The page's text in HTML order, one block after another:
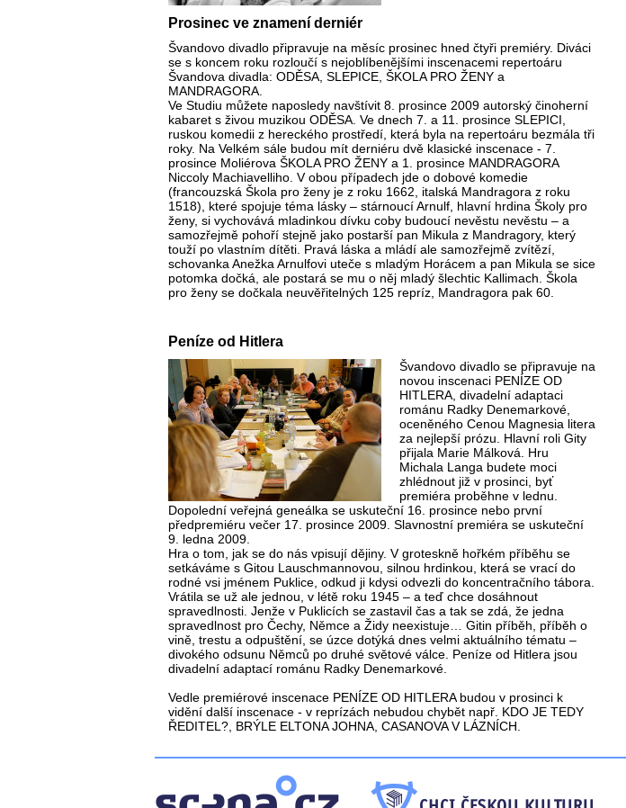
Prosinec ve znamení derniér
Švandovo divadlo připravuje na měsíc prosinec hned čtyři premiéry. Diváci
se s koncem roku rozloučí s nejoblíbenějšími inscenacemi repertoáru
Švandova divadla: ODĚSA, SLEPICE, ŠKOLA PRO ŽENY a
MANDRAGORA.
Ve Studiu můžete naposledy navštívit 8. prosince 2009 autorský činoherní
kabaret s živou muzikou ODĚSA. Ve dnech 7. a 11. prosince SLEPICI,
ruskou komedii z hereckého prostředí, která byla na repertoáru bezmála tři
roky. Na Velkém sále budou mít derniéru dvě klasické inscenace - 7.
prosince Moliérova ŠKOLA PRO ŽENY a 1. prosince MANDRAGORA
Niccoly Machiavelliho. V obou případech jde o dobové komedie
(francouzská Škola pro ženy je z roku 1662, italská Mandragora z roku
1518), které spojuje téma lásky – stárnoucí Arnulf, hlavní hrdina Školy pro
ženy, si vychovává mladinkou dívku coby budoucí nevěstu nevěstu – a
samozřejmě pohoří stejně jako postarší pan Mikula z Mandragory, který
touží po vlastním dítěti. Pravá láska a mládí ale samozřejmě zvítězí,
schovanka Anežka Arnulfovi uteče s mladým Horácem a pan Mikula se sice
potomka dočká, ale postará se mu o něj mladý šlechtic Kallimach. Škola
pro ženy se dočkala neuvěřitelných 125 repríz, Mandragora pak 60.
Peníze od Hitlera
Švandovo divadlo se připravuje na
novou inscenaci PENÍZE OD
HITLERA, divadelní adaptaci
románu Radky Denemarkové,
oceněného Cenou Magnesia litera
za nejlepší prózu. Hlavní roli Gity
přijala Marie Málková. Hru
Michala Langa budete moci
zhlédnout již v prosinci, byť
premiéra proběhne v lednu.
Dopolední veřejná geneálka se uskuteční 16. prosince nebo první
předpremiéru večer 17. prosince 2009. Slavnostní premiéra se uskuteční
9. ledna 2009.
Hra o tom, jak se do nás vpisují dějiny. V groteskně hořkém příběhu se
setkáváme s Gitou Lauschmannovou, silnou hrdinkou, která se vrací do
rodné vsi jménem Puklice, odkud ji kdysi odvezli do koncentračního tábora.
Vrátila se už ale jednou, v létě roku 1945 – a teď chce dosáhnout
spravedlnosti. Jenže v Puklicích se zastavil čas a tak se zdá, že jedna
spravedlnost pro Čechy, Němce a Židy neexistuje… Gitin příběh, příběh o
vině, trestu a odpuštění, se úzce dotýká dnes velmi aktuálního tématu –
divokého odsunu Němců po druhé světové válce. Peníze od Hitlera jsou
divadelní adaptací románu Radky Denemarkové.
Vedle premiérové inscenace PENÍZE OD HITLERA budou v prosinci k
vidění další inscenace - v reprízách nebudou chybět např. KDO JE TEDY
ŘEDITEL?, BRÝLE ELTONA JOHNA, CASANOVA V LÁZNÍCH.